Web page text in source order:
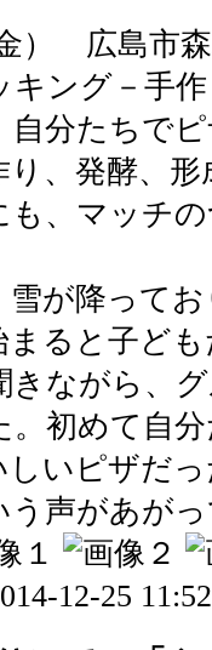
） 広島市
キング－手
自分たちで
、発酵、
も、マッチ
が降ってお
まると子ど
きながら、
。初めて自
しいピザだ
う声があが
12-25